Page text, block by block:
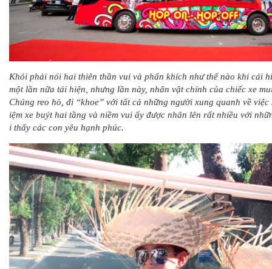
Khỏi phải nói hai thiên thần vui và phấn khích như thế nào khi cái
một lần nữa tái hiện, nhưng lần này, nhân vật chính của chiếc xe
Chúng reo hò, đi “khoe” với tất cả những người xung quanh về
iệm xe buýt hai tầng và niềm vui ấy được nhân lên rất nhiều với
i thấy các con yêu hạnh phúc.